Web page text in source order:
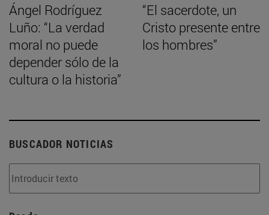
Ángel Rodríguez
Luño: “La verdad
moral no puede
depender sólo de la
cultura o la historia”
“El sacerdote, un
Cristo presente entre
los hombres”
BUSCADOR NOTICIAS